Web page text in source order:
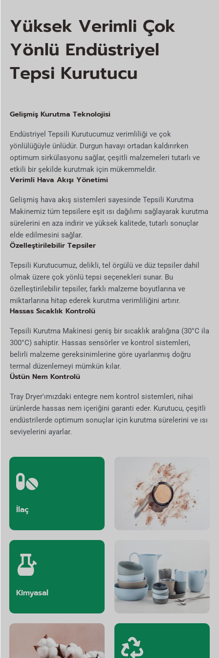
Yüksek Verimli Çok
Yönlü Endüstriyel
Tepsi Kurutucu
Gelişmiş Kurutma Teknolojisi
Endüstriyel Tepsili Kurutucumuz verimliliği ve çok
yönlülüğüyle ünlüdür. Durgun havayı ortadan kaldırırken
optimum sirkülasyonu sağlar, çeşitli malzemeleri tutarlı ve
etkili bir şekilde kurutmak için mükemmeldir.
Verimli Hava Akışı Yönetimi
Gelişmiş hava akış sistemleri sayesinde Tepsili Kurutma
Makinemiz tüm tepsilere eşit ısı dağılımı sağlayarak kurutma
sürelerini en aza indirir ve yüksek kalitede, tutarlı sonuçlar
elde edilmesini sağlar.
Özelleştirilebilir Tepsiler
Tepsili Kurutucumuz, delikli, tel örgülü ve düz tepsiler dahil
olmak üzere çok yönlü tepsi seçenekleri sunar. Bu
özelleştirilebilir tepsiler, farklı malzeme boyutlarına ve
miktarlarına hitap ederek kurutma verimliliğini artırır.
Hassas Sıcaklık Kontrolü
Tepsili Kurutma Makinesi geniş bir sıcaklık aralığına (30°C ila
300°C) sahiptir. Hassas sensörler ve kontrol sistemleri,
belirli malzeme gereksinimlerine göre uyarlanmış doğru
termal düzenlemeyi mümkün kılar.
Üstün Nem Kontrolü
Tray Dryer'ımızdaki entegre nem kontrol sistemleri, nihai
ürünlerde hassas nem içeriğini garanti eder. Kurutucu, çeşitli
endüstrilerde optimum sonuçlar için kurutma sürelerini ve ısı
seviyelerini ayarlar.
İlaç Kozmetik
Kimyasal Seramikler